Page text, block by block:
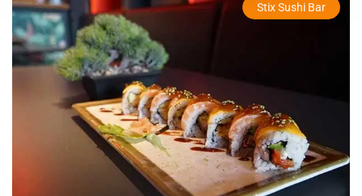
Stix Sushi Bar